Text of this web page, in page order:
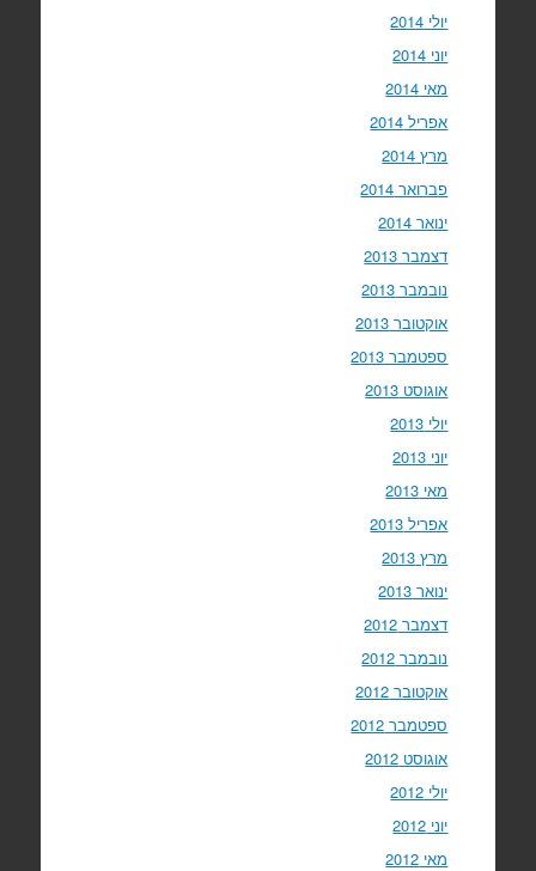
יולי 2014
יוני 2014
מאי 2014
אפריל 2014
מרץ 2014
פברואר 2014
ינואר 2014
דצמבר 2013
נובמבר 2013
אוקטובר 2013
ספטמבר 2013
אוגוסט 2013
יולי 2013
יוני 2013
מאי 2013
אפריל 2013
מרץ 2013
ינואר 2013
דצמבר 2012
נובמבר 2012
אוקטובר 2012
ספטמבר 2012
אוגוסט 2012
יולי 2012
יוני 2012
מאי 2012